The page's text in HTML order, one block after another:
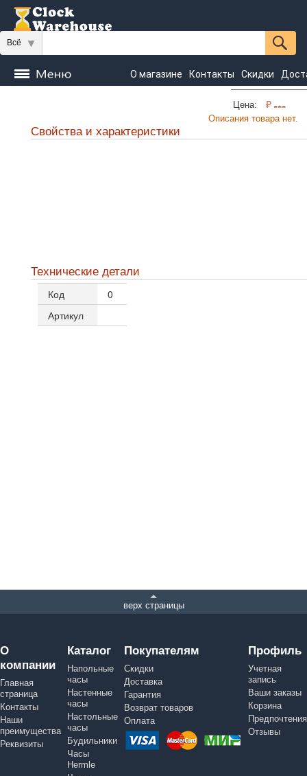
Всё
О магазине Контакты Скидки
Настенные Настольные
Seiko
Цена: ₽ ---
Описания товара нет.
Свойства и характеристики
Технические детали
Код
0
Артикул
верх страницы
О
компании
Главная
страница
Контакты
Наши
преимущества
Реквизиты
Каталог
Напольные
часы
Настенные
часы
Настольные
часы
Будильники
Часы
Hermle
Покупателям
Скидки
Доставка
Гарантия
Возврат товаров
Оплата
Профиль
Учетная
запись
Ваши заказы
Корзина
Предпочтения
Отзывы